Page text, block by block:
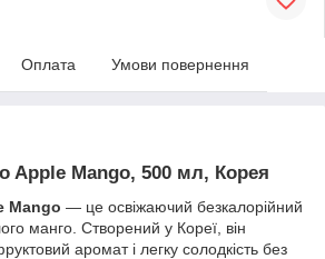
Оплата Умови повернення
Apple Mango, 500 мл, Корея
Mango — це освіжаючий безкалорійний
манго. Створений у Кореї, він
аромат і легку солодкість без